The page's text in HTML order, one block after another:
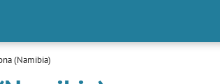
(Namibia)